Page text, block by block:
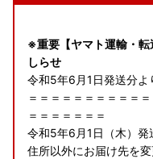
※重要【ヤマト運輸・
しらせ
令和5年6月1日発送分よ
＝＝＝＝＝＝＝＝＝＝
＝＝＝＝＝＝＝
令和5年6月1日（木）発
住所以外にお届け先を